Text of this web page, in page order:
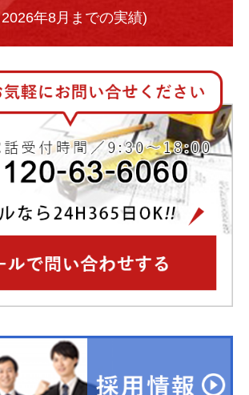
2026年8月までの実績)